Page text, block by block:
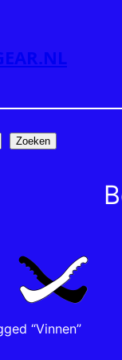
Zoeken
“Vinnen”